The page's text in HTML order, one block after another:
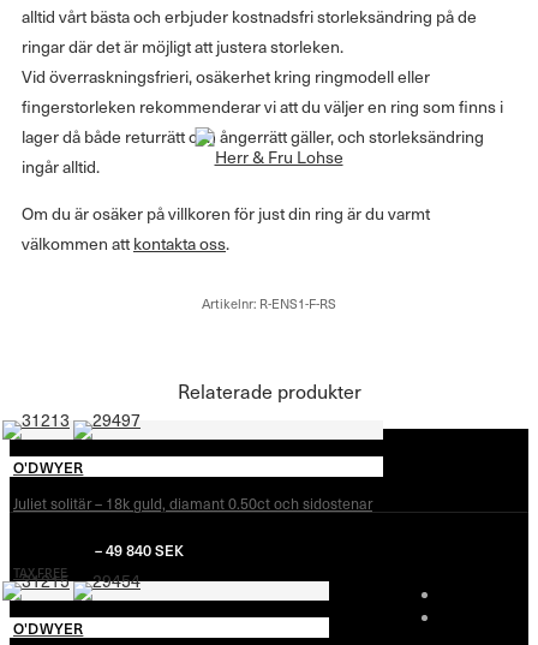
alltid vårt bästa och erbjuder kostnadsfri storleksändring på de
ringar där det är möjligt att justera storleken.
Vid överraskningsfrieri, osäkerhet kring ringmodell eller
fingerstorleken rekommenderar vi att du väljer en ring som finns i
lager då både returrätt och ångerrätt gäller, och storleksändring
ingår alltid.
Om du är osäker på villkoren för just din ring är du varmt
välkommen att kontakta oss.
Artikelnr: R-ENS1-F-RS
Relaterade produkter
O'DWYER
Juliet solitär – 18k guld, diamant 0.50ct och sidostenar
–49 840SEK
TAX FREE
O'DWYER